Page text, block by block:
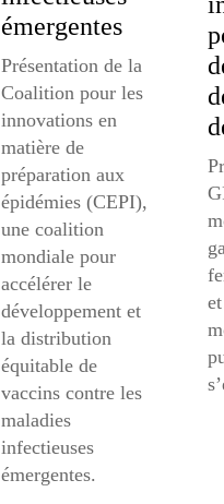
émergentes
Présentation de la
Coalition pour les
innovations en
matière de
préparation aux
épidémies (CEPI),
une coalition
mondiale pour
accélérer le
développement et
la distribution
équitable de
vaccins contre les
maladies
infectieuses
émergentes.